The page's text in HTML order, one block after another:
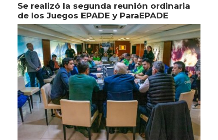
Se realizó la segunda reunión ordinaria
de los Juegos EPADE y ParaEPADE